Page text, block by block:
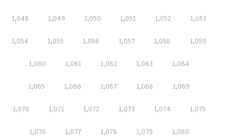
1,048 1,049 1,050 1,051 1,052 1,053
1,054 1,055 1,056 1,057 1,058 1,059
1,060 1,061 1,062 1,063 1,064
1,065 1,066 1,067 1,068 1,069
1,070 1,071 1,072 1,073 1,074 1,075
1,076 1,077 1,078 1,079 1,080